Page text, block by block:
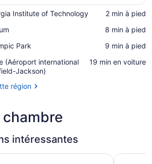
Institute of Technology
‪2 min à pied‬
‪8 min à pied‬
Park
‪9 min à pied‬
(Aéroport international
Jackson)
‪19 min en voiture‬
région
intéressantes
Alpharetta/North Point MallOYO